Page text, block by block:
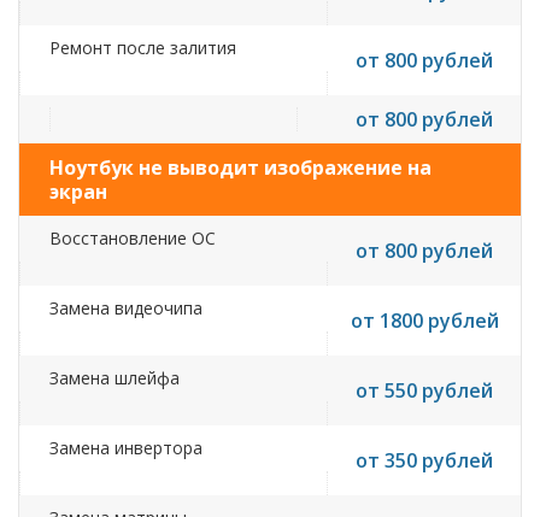
Ремонт после залития от 800 рублей
от 800 рублей
Ноутбук не выводит изображение на
экран
Восстановление ОС от 800 рублей
Замена видеочипа от 1800 рублей
Замена шлейфа от 550 рублей
Замена инвертора от 350 рублей